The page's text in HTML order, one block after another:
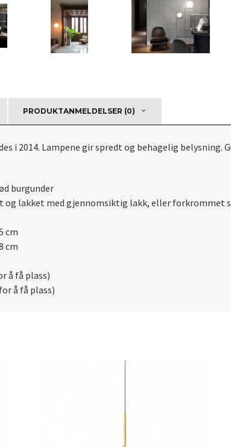
PRODUKTANMELDELSER (0)
i 2014. Lampene gir spredt og behagelig
burgunder
og lakket med gjennomsiktig lakk, eller forkrommet
cm
cm
å få plass)
å få plass)